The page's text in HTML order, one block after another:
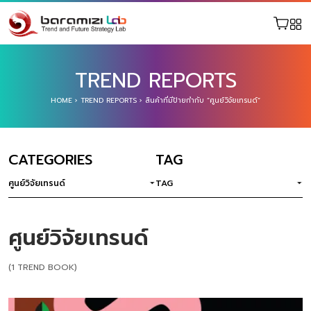
TREND REPORTS
HOME › TREND REPORTS › สินค้าที่มีป้ายกำกับ “ศูนย์วิจัยเทรนด์”
CATEGORIES
ศูนย์วิจัยเทรนด์
TAG
TAG
ศูนย์วิจัยเทรนด์
(1 TREND BOOK)